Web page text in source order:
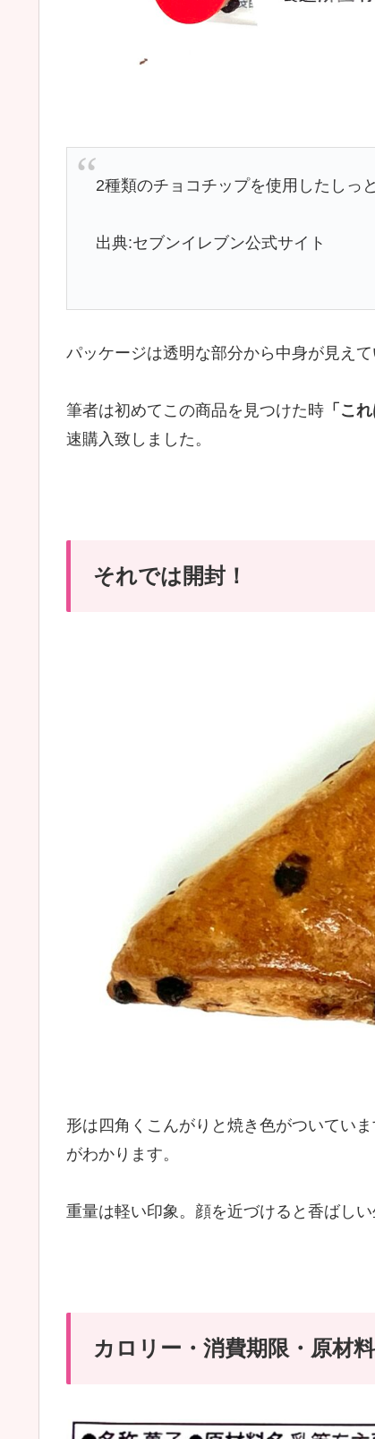
2種類のチョコチップを使用したしっ
出典:セブンイレブン公式サイト
パッケージは透明な部分から中身が見え
筆者は初めてこの商品を見つけた時 「こ
速購入致しました。
それでは開封！
形は四角くこんがりと焼き色がついてい
がわかります。
重量は軽い印象。顔を近づけると香ばし
カロリー・消費期限・原材